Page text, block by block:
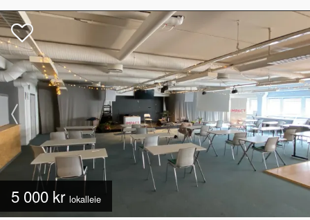
5 000 kr lokalleie